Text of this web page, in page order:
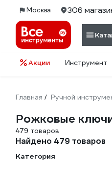
Москва 306
Акции Инструмент
Главная / Ручной
Рожковые
479 товаров
Найдено 479 товаров
Категория